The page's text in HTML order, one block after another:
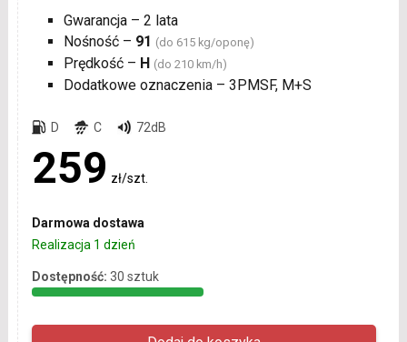
Gwarancja – 2 lata
Nośność – 91 (do 615 kg/oponę)
Prędkość – H (do 210 km/h)
Dodatkowe oznaczenia – 3PMSF, M+S
D C 72dB
259 zł/szt.
Darmowa dostawa
Realizacja 1 dzień
Dostępność: 30 sztuk